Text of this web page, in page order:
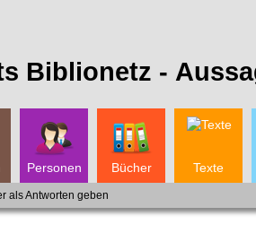
Biblionetz -
Personen Bücher Texte
als Antworten geben